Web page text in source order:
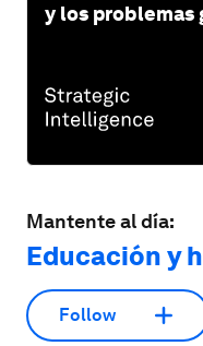
y los problemas
Mantente al día:
Educación y
Follow